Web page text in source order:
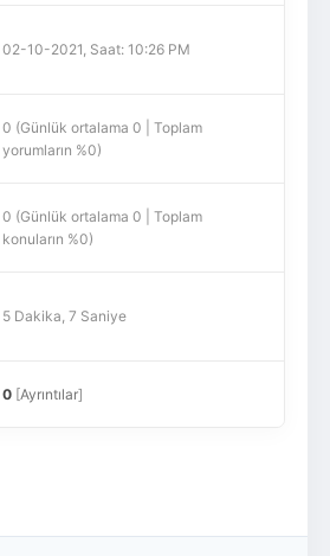
02-10-2021, Saat: 10:26 PM
0 (Günlük ortalama 0 | Toplam
yorumların %0)
0 (Günlük ortalama 0 | Toplam
konuların %0)
5 Dakika, 7 Saniye
0[Ayrıntılar]